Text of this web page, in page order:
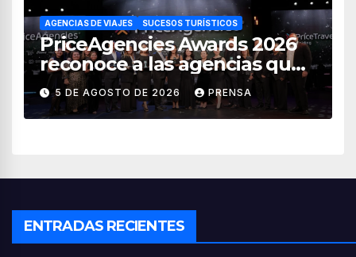
AGENCIAS DE VIAJES SUCESOS TURÍSTICOS
PriceAgencies Awards 2026
reconoce a las agencias que
impulsan el crecimiento del
turismo en México
5 DE AGOSTO DE 2026 PRENSA
ENTRADAS RECIENTES